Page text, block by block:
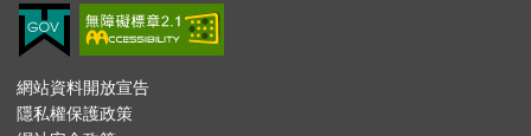
網站資料開放宣告
隱私權保護政策